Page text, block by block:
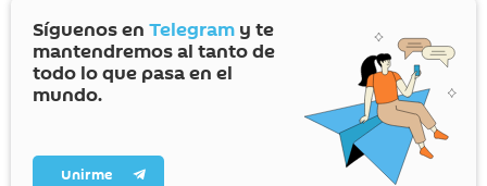
Síguenos en Telegram y te
mantendremos al tanto de
todo lo que pasa en el
mundo.
Unirme